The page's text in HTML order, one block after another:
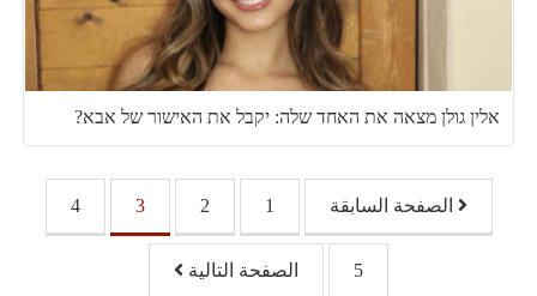
אלין גולן מצאה את האחד שלה: יקבל את האישור של אבא?
تصفّح المقالات
الصفحة السابقة 1
2
3
4
5 الصفحة التالية